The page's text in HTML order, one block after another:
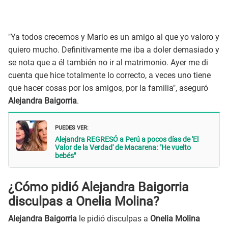
"Ya todos crecemos y Mario es un amigo al que yo valoro y
quiero mucho. Definitivamente me iba a doler demasiado y
se nota que a él también no ir al matrimonio. Ayer me di
cuenta que hice totalmente lo correcto, a veces uno tiene
que hacer cosas por los amigos, por la familia", aseguró
Alejandra Baigorria.
PUEDES VER:
Alejandra REGRESÓ a Perú a pocos días de 'El
Valor de la Verdad' de Macarena: "He vuelto
bebés"
¿Cómo pidió Alejandra Baigorria
disculpas a Onelia Molina?
Alejandra Baigorria le pidió disculpas a Onelia Molina